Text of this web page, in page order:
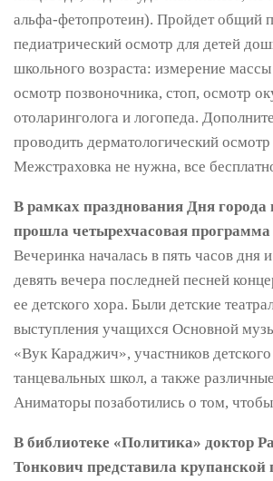
альфа-фетопротеин). Пройдет общий
педиатрический осмотр для детей
школьного возраста: измерение массы
осмотр позвоночника, стоп, осмотр
отоларинголога и логопеда.
проводить дерматологический
Межстраховка не нужна, все
В рамках празднования Дня города
прошла четырехчасовая
Вечеринка началась в пять часов дня
девять вечера последней песней
ее детского хора. Были детские
выступления учащихся Основной
«Вук Караджич», участников детского
танцевальных школ, а также
Аниматоры позаботились о том,
В библиотеке «Политика» доктор
Тонкович представила крупанской